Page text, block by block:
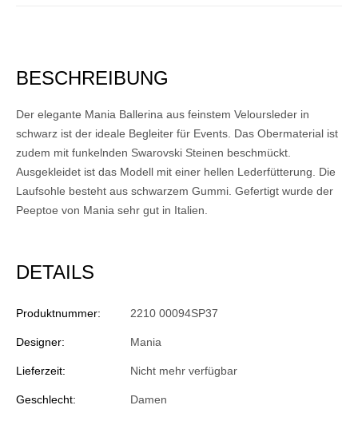
BESCHREIBUNG
Der elegante Mania Ballerina aus feinstem Veloursleder in
schwarz ist der ideale Begleiter für Events. Das Obermaterial ist
zudem mit funkelnden Swarovski Steinen beschmückt.
Ausgekleidet ist das Modell mit einer hellen Lederfütterung. Die
Laufsohle besteht aus schwarzem Gummi. Gefertigt wurde der
Peeptoe von Mania sehr gut in Italien.
DETAILS
Produktnummer: 2210 00094SP37
Designer: Mania
Lieferzeit: Nicht mehr verfügbar
Geschlecht: Damen